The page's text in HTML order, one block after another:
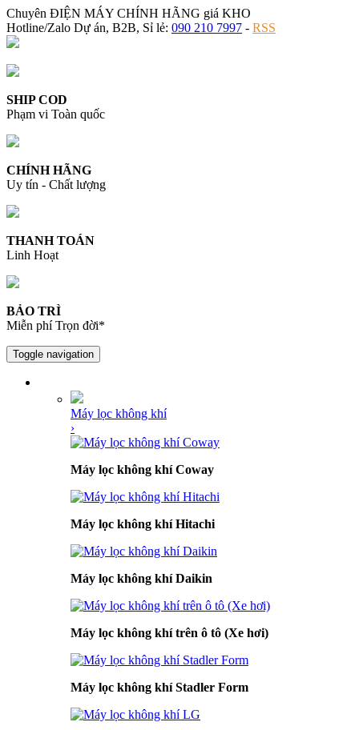
Chuyên ĐIỆN MÁY CHÍNH HÃNG giá KHO
Hotline/Zalo Dự án, B2B, Sỉ lẻ: 090 210 7997 - RSS
SHIP COD
Phạm vi Toàn quốc
CHÍNH HÃNG
Uy tín - Chất lượng
THANH TOÁN
Linh Hoạt
BẢO TRÌ
Miễn phí Trọn đời*
Toggle navigation
Máy lọc không khí
›
Máy lọc không khí Coway
Máy lọc không khí Hitachi
Máy lọc không khí Daikin
Máy lọc không khí trên ô tô (Xe hơi)
Máy lọc không khí Stadler Form